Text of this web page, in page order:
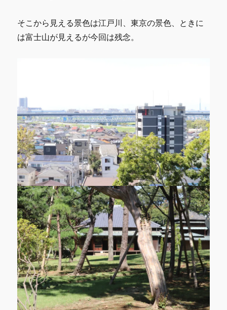
そこから見える景色は江戸川、東京の景色、ときに
は富士山が見えるが今回は残念。